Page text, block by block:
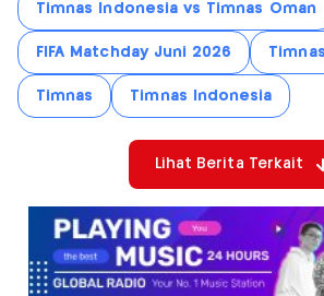
Timnas Indonesia vs Timnas Oman
FIFA Matchday Juni 2026
Timnas Timnas Indonesia
Lihat Berita Terkait